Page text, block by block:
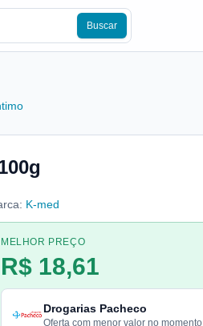
Buscar
K-med
MELHOR PREÇO
R$ 18,61
Drogarias Pacheco
Oferta com menor valor no momento